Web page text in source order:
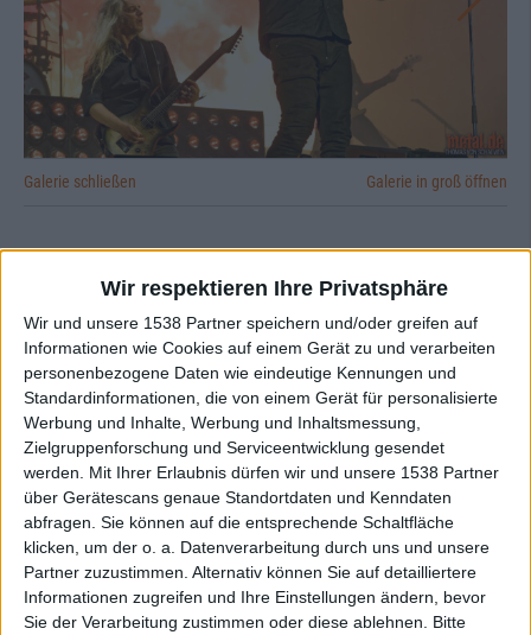
Wir respektieren Ihre Privatsphäre
Wir und unsere 1538 Partner speichern und/oder greifen auf
Informationen wie Cookies auf einem Gerät zu und verarbeiten
personenbezogene Daten wie eindeutige Kennungen und
Standardinformationen, die von einem Gerät für personalisierte
Werbung und Inhalte, Werbung und Inhaltsmessung,
Zielgruppenforschung und Serviceentwicklung gesendet
werden.
Mit Ihrer Erlaubnis dürfen wir und unsere 1538 Partner
über Gerätescans genaue Standortdaten und Kenndaten
abfragen. Sie können auf die entsprechende Schaltfläche
klicken, um der o. a. Datenverarbeitung durch uns und unsere
Partner zuzustimmen. Alternativ können Sie auf detailliertere
Informationen zugreifen und Ihre Einstellungen ändern, bevor
Sie der Verarbeitung zustimmen oder diese ablehnen.
Bitte
Galerie schließen Galerie in groß öffnen
1 2 3 4 5 6 7 8 9 10
Zur Startseite
18.09.2013
Frederik